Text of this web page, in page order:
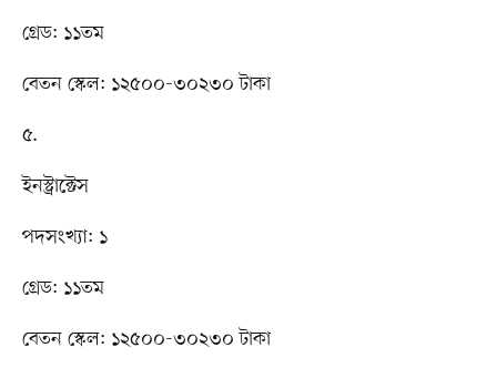
গ্রেড: ১১তম
বেতন স্কেল: ১২৫০০-৩০২৩০ টাকা
৫.
ইনস্ট্রাক্টেস
পদসংখ্যা: ১
গ্রেড: ১১তম
বেতন স্কেল: ১২৫০০-৩০২৩০ টাকা